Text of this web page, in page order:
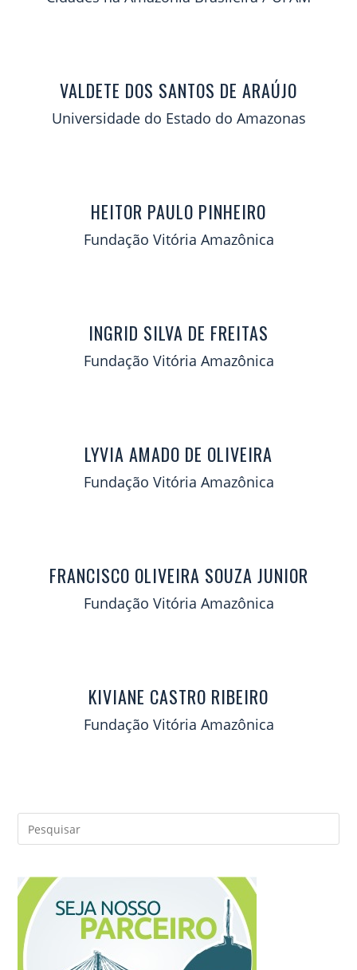
VALDETE DOS SANTOS DE ARAÚJO
Universidade do Estado do Amazonas
HEITOR PAULO PINHEIRO
Fundação Vitória Amazônica
INGRID SILVA DE FREITAS
Fundação Vitória Amazônica
LYVIA AMADO DE OLIVEIRA
Fundação Vitória Amazônica
FRANCISCO OLIVEIRA SOUZA JUNIOR
Fundação Vitória Amazônica
KIVIANE CASTRO RIBEIRO
Fundação Vitória Amazônica